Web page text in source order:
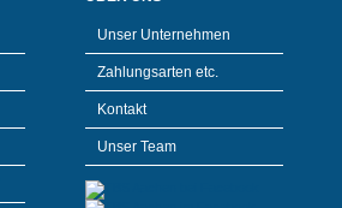
Unser Unternehmen
Zahlungsarten etc.
Kontakt
Unser Team